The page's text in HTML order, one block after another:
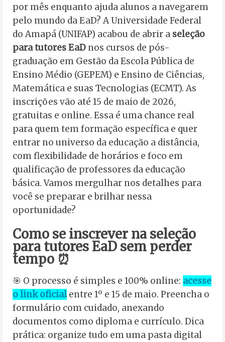
por mês enquanto ajuda alunos a navegarem
pelo mundo da EaD? A Universidade Federal
do Amapá (UNIFAP) acabou de abrir a seleção
para tutores EaD nos cursos de pós-
graduação em Gestão da Escola Pública de
Ensino Médio (GEPEM) e Ensino de Ciências,
Matemática e suas Tecnologias (ECMT). As
inscrições vão até 15 de maio de 2026,
gratuitas e online. Essa é uma chance real
para quem tem formação específica e quer
entrar no universo da educação a distância,
com flexibilidade de horários e foco em
qualificação de professores da educação
básica. Vamos mergulhar nos detalhes para
você se preparar e brilhar nessa
oportunidade?
Como se inscrever na seleção
para tutores EaD sem perder
tempo ⏰
🎯 O processo é simples e 100% online: acesse
o link oficialentre 1º e 15 de maio. Preencha o
formulário com cuidado, anexando
documentos como diploma e currículo. Dica
prática: organize tudo em uma pasta digital